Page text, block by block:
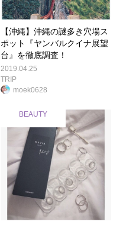
【沖縄】沖縄の謎多き穴場ス
ポット『ヤンバルクイナ展望
台』を徹底調査！
2019.04.25
TRIP
moek0628
BEAUTY